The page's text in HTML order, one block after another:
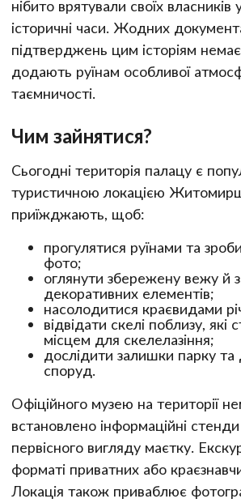
нібито врятували своїх власників
історичні часи. Жодних
підтверджень цим історіям
додають руїнам особливої
таємничості.
Чим зайнятися?
Сьогодні територія палацу є
туристичною локацією
приїжджають, щоб:
прогулятися руїнами та
фото;
оглянути збережену вежу й
декоративних елементів;
насолодитися краєвидами
відвідати скелі поблизу, які
місцем для скелелазіння;
дослідити залишки парку
споруд.
Офіційного музею на території
встановлено інформаційні стенди
первісного вигляду маєтку.
форматі приватних або
Локація також приваблює